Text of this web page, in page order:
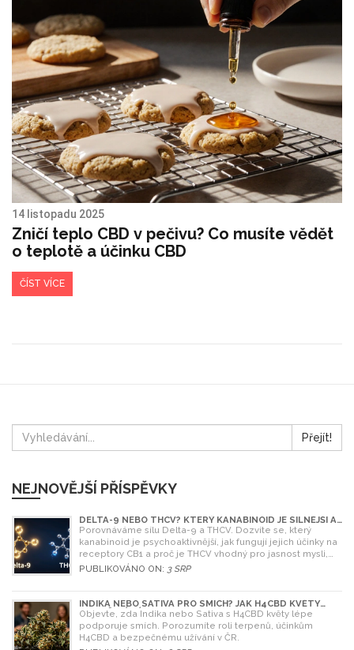
14 listopadu 2025
Zničí teplo CBD v pečivu? Co musíte vědět
o teplotě a účinku CBD
ČÍST VÍCE
Přejít!
NEJNOVĚJŠÍ PŘÍSPĚVKY
DELTA-9 NEBO THCV? KTERÝ KANABINOID JE SILNĚJŠÍ A
CO SI VYBRAT
Porovnáváme sílu Delta-9 a THCV. Dozvíte se, který
kanabinoid je psychoaktivnější, jak fungují jejich účinky na
receptory CB1 a proč je THCV vhodný pro jasnost mysli,
zatímco Delta-9 pro relaxaci.
PUBLIKOVÁNO ON: 3 SRP
INDIKA NEBO SATIVA PRO SMÍCH? JAK H4CBD KVĚTY
OVLIVŇUJÍ NÁLADU
Objevte, zda Indika nebo Sativa s H4CBD květy lépe
podporuje smích. Porozumíte roli terpenů, účinkům
H4CBD a bezpečnému užívání v ČR.